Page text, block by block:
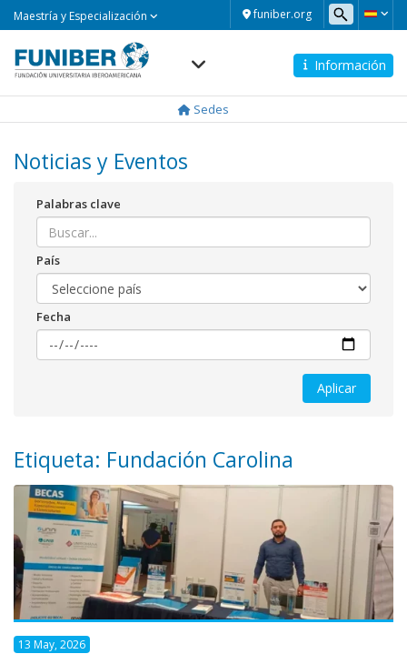
funiber.org
Maestría y Especialización
Información
Sedes
Noticias y Eventos
Palabras clave
País
Fecha
Etiqueta: Fundación Carolina
13 May, 2026